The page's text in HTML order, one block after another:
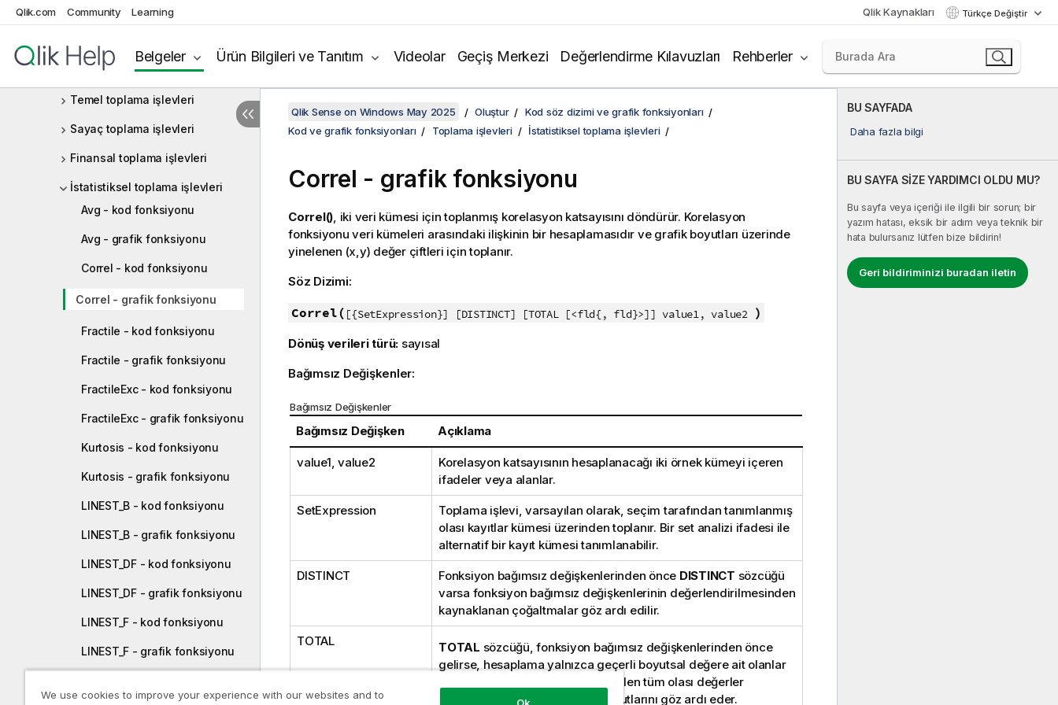
Qlik.com Community Learning Qlik Kaynakları Türkçe Değiştir
Belgeler Ürün Bilgileri ve Tanıtım Videolar Geçiş Merkezi Değerlendirme Kılavuzları Rehberler
İşleçler
Kod ve grafik fonksiyonları
Temel toplama işlevleri
Sayaç toplama işlevleri
Finansal toplama işlevleri
İstatistiksel toplama işlevleri
Avg - kod fonksiyonu
Avg - grafik fonksiyonu
Correl - kod fonksiyonu
Correl - grafik fonksiyonu
Fractile - kod fonksiyonu
Fractile - grafik fonksiyonu
FractileExc - kod fonksiyonu
FractileExc - grafik fonksiyonu
Kurtosis - kod fonksiyonu
Kurtosis - grafik fonksiyonu
LINEST_B - kod fonksiyonu
LINEST_B - grafik fonksiyonu
LINEST_DF - kod fonksiyonu
LINEST_DF - grafik fonksiyonu
LINEST_F - kod fonksiyonu
LINEST_F - grafik fonksiyonu
BU SAYFADA
Daha fazla bilgi
BU SAYFA SİZE YARDIMCI OLDU MU?
Bu sayfa veya içeriği ile ilgili bir sorun; bir
yazım hatası, eksik bir adım veya teknik bir
hata bulursanız lütfen bize bildirin!
Geri bildiriminizi buradan iletin
Qlik Sense on Windows May 2025 Oluştur
Kod söz dizimi ve grafik fonksiyonları
Kod ve grafik fonksiyonları
Toplama işlevleri İstatistiksel toplama işlevleri
Correl - grafik fonksiyonu
Correl(), iki veri kümesi için toplanmış korelasyon katsayısını döndürür. Korelasyon
fonksiyonu veri kümeleri arasındaki ilişkinin bir hesaplamasıdır ve grafik boyutları üzerinde
yinelenen (x,y) değer çiftleri için toplanır.
Söz Dizimi:
Correl( [{SetExpression}] [DISTINCT] [TOTAL [<fld{, fld}>]] value1, value2 )
Dönüş verileri türü: sayısal
Bağımsız Değişkenler:
Bağımsız Değişkenler
Bağımsız Değişken Açıklama
value1, value2
Korelasyon katsayısının hesaplanacağı iki örnek kümeyi içeren
ifadeler veya alanlar.
SetExpression
Toplama işlevi, varsayılan olarak, seçim tarafından tanımlanmış
olası kayıtlar kümesi üzerinden toplanır. Bir set analizi ifadesi ile
alternatif bir kayıt kümesi tanımlanabilir.
DISTINCT Fonksiyon bağımsız değişkenlerinden önce DISTINCT sözcüğü
varsa fonksiyon bağımsız değişkenlerinin değerlendirilmesinden
kaynaklanan çoğaltmalar göz ardı edilir.
TOTAL TOTAL sözcüğü, fonksiyon bağımsız değişkenlerinden önce
gelirse, hesaplama yalnızca geçerli boyutsal değere ait olanlar
için değil, geçerli seçimlerde verilen tüm olası değerler
üzerinden yapılır; yani grafik boyutlarını göz ardı eder.
We use cookies to improve your experience with our websites and to